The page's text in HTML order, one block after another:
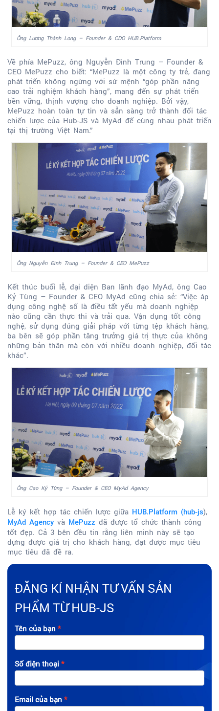
Ông Lương Thành Long – Founder & CDO HUB.Platform
Về phía MePuzz, ông Nguyễn Đình Trung – Founder &
CEO MePuzz cho biết: “MePuzz là một công ty trẻ, đang
phát triển không ngừng với sứ mệnh “góp phần nâng
cao trải nghiệm khách hàng”, mang đến sự phát triển
bền vững, thịnh vượng cho doanh nghiệp. Bởi vậy,
MePuzz hoàn toàn tự tin và sẵn sàng trở thành đối tác
chiến lược của Hub-JS và MyAd để cùng nhau phát triển
tại thị trường Việt Nam.”
Ông Nguyễn Đình Trung – Founder & CEO MePuzz
Kết thúc buổi lễ, đại diện Ban lãnh đạo MyAd, ông Cao
Kỷ Tùng – Founder & CEO MyAd cũng chia sẻ: “Việc áp
dụng công nghệ số là điều tất yếu mà doanh nghiệp
nào cũng cần thực thi và trải qua. Vận dụng tốt công
nghệ, sử dụng đúng giải pháp với từng tệp khách hàng,
ba bên sẽ góp phần tăng trưởng giá trị thực của không
những bản thân mà còn với nhiều doanh nghiệp, đối tác
khác”.
Ông Cao Kỷ Tùng – Founder & CEO MyAd Agency
Lễ ký kết hợp tác chiến lược giữa HUB.Platform (hub-js),
MyAd Agency và MePuzz đã được tổ chức thành công
tốt đẹp. Cả 3 bên đều tin rằng liên minh này sẽ tạo
dựng được giá trị cho khách hàng, đạt được mục tiêu
mục tiêu đã đề ra.
ĐĂNG KÍ NHẬN TƯ VẤN SẢN
PHẨM TỪ HUB-JS
Tên của bạn
Số điện thoại
Email của bạn